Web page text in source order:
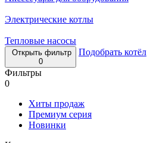
Электрические котлы
Тепловые насосы
Открыть фильтр
0
Подобрать котёл
Фильтры
0
Хиты продаж
Премиум серия
Новинки